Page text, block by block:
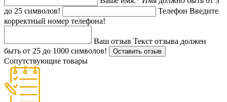
до 25 символов!
Телефон Введите
корректный номер телефона!
Ваш отзыв Текст отзыва должен
быть от 25 до 1000 символов!
Оставить отзыв
Сопутствующие товары